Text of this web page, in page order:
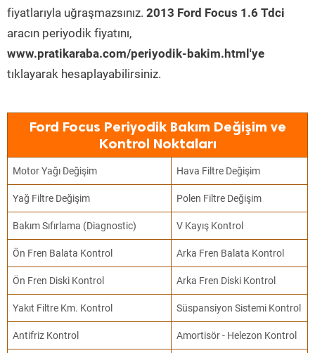
fiyatlarıyla uğraşmazsınız. 2013 Ford Focus 1.6 Tdci
aracın periyodik fiyatını,
www.pratikaraba.com/periyodik-bakim.html'ye
tıklayarak hesaplayabilirsiniz.
Ford Focus Periyodik Bakım Değişim ve
Kontrol Noktaları
Motor Yağı Değişim Hava Filtre Değişim
Yağ Filtre Değişim Polen Filtre Değişim
Bakım Sıfırlama (Diagnostic) V Kayış Kontrol
Ön Fren Balata Kontrol Arka Fren Balata Kontrol
Ön Fren Diski Kontrol Arka Fren Diski Kontrol
Yakıt Filtre Km. Kontrol Süspansiyon Sistemi Kontrol
Antifriz Kontrol Amortisör - Helezon Kontrol